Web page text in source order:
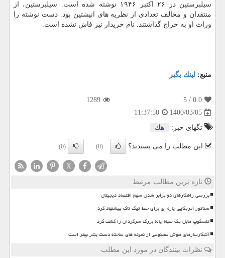
سیلبرستین در ۲۶ اکتبر ۱۹۴۶ نوشته شده است. سیلبرستین، از
منتقدان و مخالف تعدادی از نظریه های انیشتین بود. دست نوشته را
وراث او به حراج گذاشتند. نام خریدار نیز فاش نشده است.
منبع: لینك بگیر
0.0
/ 5
1289
1400/03/05
11:37:50
تگهای خبر:
هك
این مطلب را می پسندید؟ (0)
(0)
X
تازه ترین مطالب مرتبط
بررسی راهکارهای دو برابر شدن سهم اقتصاد دیجیتال
سناتور آمریکایی چاره ای برای حفظ تیک تاک پیشنهاد کرد
تلسکوپ هابل یک سیاه چاله بزرگ سرگردان را کشف کرد
آشکارسازهای هوش مصنوعی از نمونه های ساخته دست بشر بهتر است
نظرات بینندگان در مورد این مطلب